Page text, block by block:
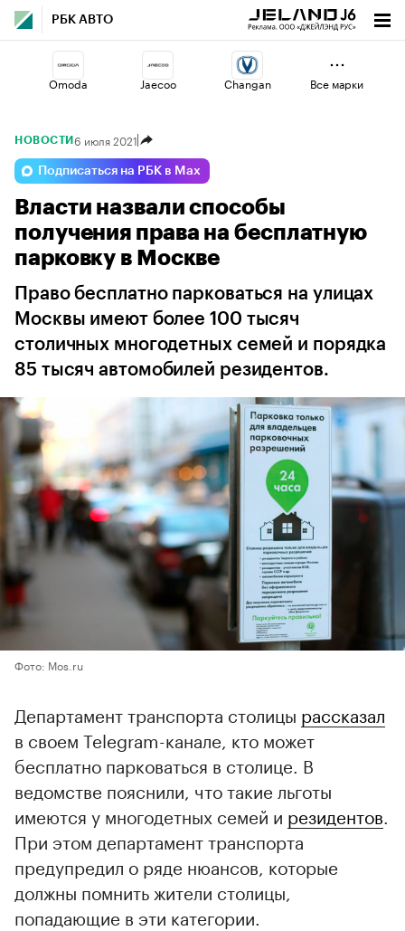
РБК АВТО
Omoda Jaecoo Changan
Voyah Volga
Haval Geely Lada
Все марки
НОВОСТИ 6 июля 2021
Подписаться на РБК в Max
Власти назвали способы
получения права на бесплатную
парковку в Москве
Право бесплатно парковаться на улицах
Москвы имеют более 100 тысяч
столичных многодетных семей и порядка
85 тысяч автомобилей резидентов.
Фото: Mos.ru
Департамент транспорта столицы рассказал
в своем Telegram-канале, кто может
бесплатно парковаться в столице. В
ведомстве пояснили, что такие льготы
имеются у многодетных семей и резидентов
При этом департамент транспорта
предупредил о ряде нюансов, которые
должны помнить жители столицы,
попадающие в эти категории.